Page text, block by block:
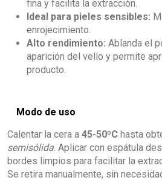
fina y facilita la extracción.
Ideal para pieles sensibles:
enrojecimiento.
Alto rendimiento: Ablanda el
aparición del vello y permite
producto.
Modo de uso
Calentar la cera a 45-50ºC hasta
semisólida . Aplicar con espátula
bordes limpios para facilitar la
Se retira manualmente, sin